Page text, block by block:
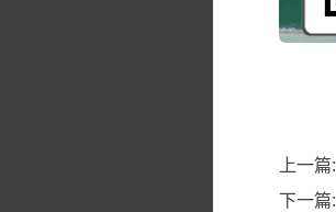
上一篇:
下一篇: